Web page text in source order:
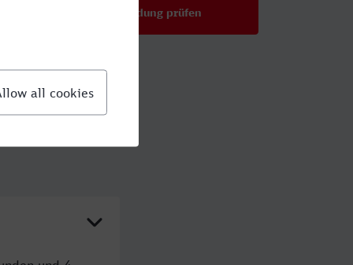
Verbindung prüfen